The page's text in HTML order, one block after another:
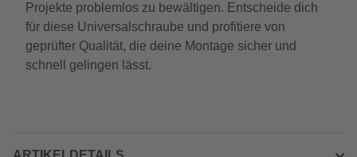
Projekte problemlos zu bewältigen. Entscheide dich
für diese Universalschraube und profitiere von
geprüfter Qualität, die deine Montage sicher und
schnell gelingen lässt.